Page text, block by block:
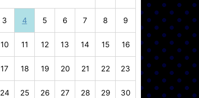
3 4 5 6 7 8 9
10 11 12 13 14 15 16
17 18 19 20 21 22 23
24 25 26 27 28 29 30